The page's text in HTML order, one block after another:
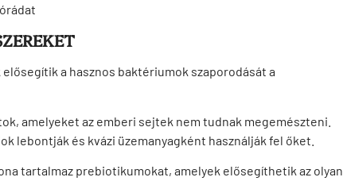
a hasznos baktériumok szaporodását a
amelyeket az emberi sejtek nem tudnak megemészteni.
lebontják és kvázi üzemanyagként használják fel őket.
tartalmaz prebiotikumokat, amelyek elősegíthetik az olyan